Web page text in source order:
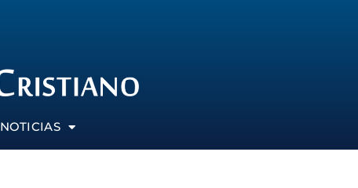
NOTICIAS